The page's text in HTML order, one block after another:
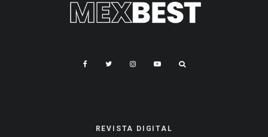
REVISTA DIGITAL